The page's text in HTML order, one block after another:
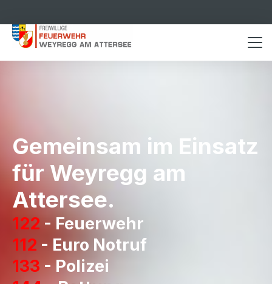
Gemeinsam im Einsatz
für Weyregg am
Attersee.
122 - Feuerwehr
112 - Euro Notruf
133 - Polizei